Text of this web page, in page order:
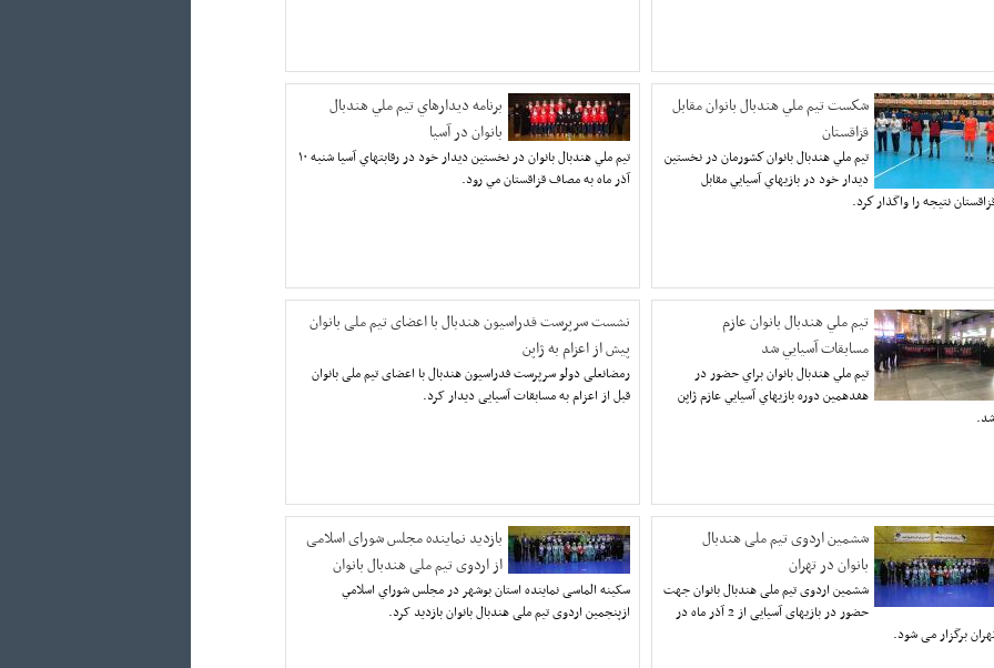
شكست تيم ملي هندبال بانوان مقابل
قزاقستان
تيم ملي هندبال بانوان كشورمان در نخستين
ديدار خود در بازيهاي آسيايي مقابل
نتيجه را واگذار كرد.
برنامه ديدارهاي تيم ملي هندبال
بانوان در آسيا
تيم ملي هندبال بانوان در نخستين ديدار خود در رقابتهاي آسيا شنبه ١٠
آذر ماه به مصاف قزاقستان مي رود.
تيم ملي هندبال بانوان عازم
مسابقات آسيايي شد
تيم ملي هندبال بانوان براي حضور در
هفدهمين دوره بازيهاي آسيايي عازم ژاپن
نشست سرپرست فدراسیون هندبال با اعضای تیم ملی بانوان
پیش از اعزام به ژاپن
رمضانعلی دولو سرپرست فدراسیون هندبال با اعضای تیم ملی بانوان
قبل از اعزام به مسابقات آسیایی دیدار کرد.
ششمین اردوی تیم ملی هندبال
بانوان در تهران
ششمین اردوی تیم ملی هندبال بانوان جهت
حضور در بازیهای آسیایی از 2 آذر ماه در
برگزار می شود.
بازدید نماینده مجلس شورای اسلامی
از اردوی تیم ملی هندبال بانوان
سکینه الماسی نماینده استان بوشهر در مجلس شوراي اسلامي
ازپنجمین اردوی تیم ملی هندبال بانوان بازدید کرد.